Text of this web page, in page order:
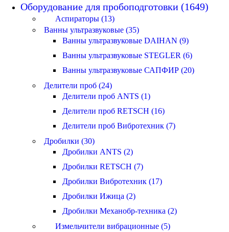
Оборудование для пробоподготовки (1649)
Аспираторы (13)
Ванны ультразвуковые (35)
Ванны ультразвуковые DAIHAN (9)
Ванны ультразвуковые STEGLER (6)
Ванны ультразвуковые САПФИР (20)
Делители проб (24)
Делители проб ANTS (1)
Делители проб RETSCH (16)
Делители проб Вибротехник (7)
Дробилки (30)
Дробилки ANTS (2)
Дробилки RETSCH (7)
Дробилки Вибротехник (17)
Дробилки Ижица (2)
Дробилки Механобр-техника (2)
Измельчители вибрационные (5)